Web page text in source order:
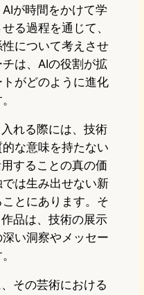
が時間をかけて学
る過程を通じて、
について考えさせ
は、AIの役割が拡
がどのように進化
れる際には、技術
な意味を持たない
することの真の価
は生み出せない新
とにあります。そ
品は、技術の展示
い洞察やメッセー
その芸術における